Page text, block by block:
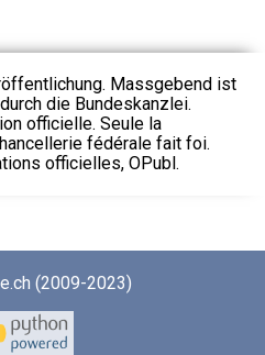
Massgebend ist
die Bundeskanzlei.
officielle. Seule la
fédérale fait foi.
officielles, OPubl.
(2009-2023)